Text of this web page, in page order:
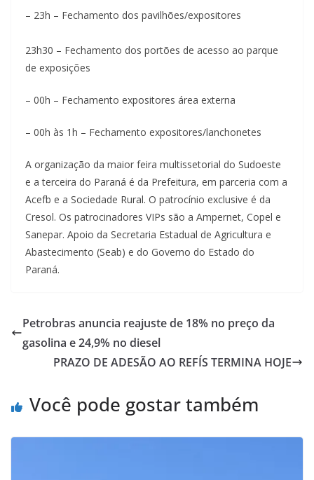
– 23h – Fechamento dos pavilhões/expositores
23h30 – Fechamento dos portões de acesso ao parque
de exposições
– 00h – Fechamento expositores área externa
– 00h às 1h – Fechamento expositores/lanchonetes
A organização da maior feira multissetorial do Sudoeste
e a terceira do Paraná é da Prefeitura, em parceria com a
Acefb e a Sociedade Rural. O patrocínio exclusive é da
Cresol. Os patrocinadores VIPs são a Ampernet, Copel e
Sanepar. Apoio da Secretaria Estadual de Agricultura e
Abastecimento (Seab) e do Governo do Estado do
Paraná.
Petrobras anuncia reajuste de 18% no preço da
gasolina e 24,9% no diesel
PRAZO DE ADESÃO AO REFÍS TERMINA HOJE
Você pode gostar também